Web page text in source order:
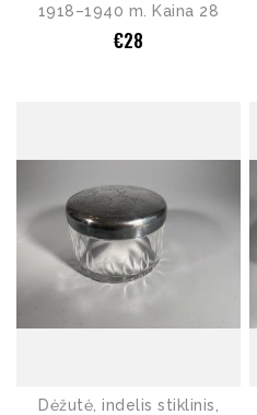
1918–1940 m. Kaina 28
€28
Dėžutė, indelis stiklinis,